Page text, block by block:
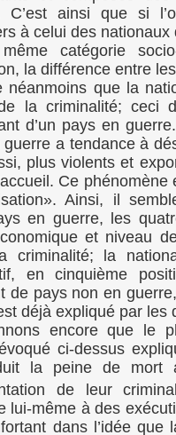
C’est ainsi que si
à celui des
catégorie
la différence entre
néanmoins que la
la criminalité; ceci
d’un pays en
guerre a tendance à
plus violents et
Ce
Ainsi, il
en guerre, les
et niveau
criminalité; la
en cinquième
de pays non en
déjà expliqué par les
encore que le
ci-dessus
la peine de mort
de leur
lui-même à des
dans l’idée